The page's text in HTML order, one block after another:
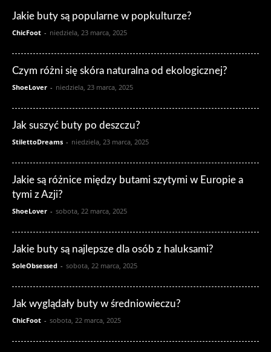
Jakie buty są popularne w popkulturze?
ChicFoot - niedziela, 23 marca, 2025
Czym różni się skóra naturalna od ekologicznej?
ShoeLover - niedziela, 23 marca, 2025
Jak suszyć buty po deszczu?
StilettoDreams - niedziela, 23 marca, 2025
Jakie są różnice między butami szytymi w Europie a
tymi z Azji?
ShoeLover - sobota, 22 marca, 2025
Jakie buty są najlepsze dla osób z haluksami?
SoleObsessed - sobota, 22 marca, 2025
Jak wyglądały buty w średniowieczu?
ChicFoot - sobota, 22 marca, 2025